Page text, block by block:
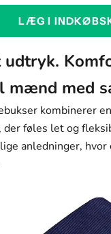
LÆG I
udtryk.
mænd med
kombinerer
der føles let og
anledninger,